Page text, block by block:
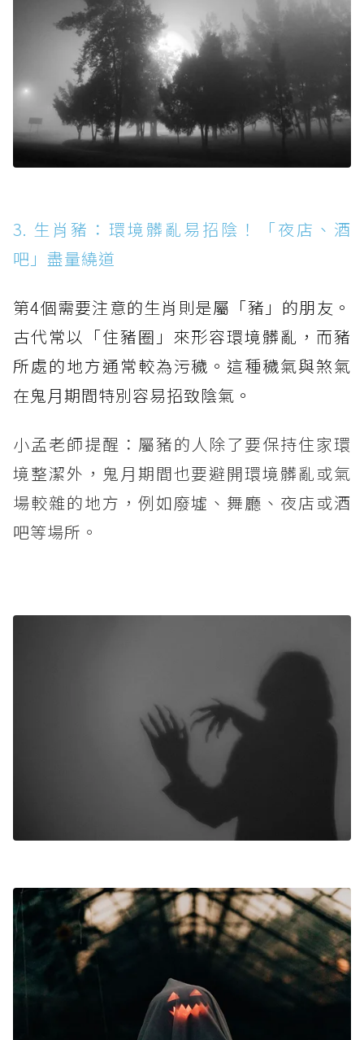
3. 生肖豬：環境髒亂易招陰！「夜店、酒
吧」盡量繞道
第4個需要注意的生肖則是屬「豬」的朋友。
古代常以「住豬圈」來形容環境髒亂，而豬
所處的地方通常較為污穢。這種穢氣與煞氣
在鬼月期間特別容易招致陰氣。
小孟老師提醒：屬豬的人除了要保持住家環
境整潔外，鬼月期間也要避開環境髒亂或氣
場較雜的地方，例如廢墟、舞廳、夜店或酒
吧等場所。